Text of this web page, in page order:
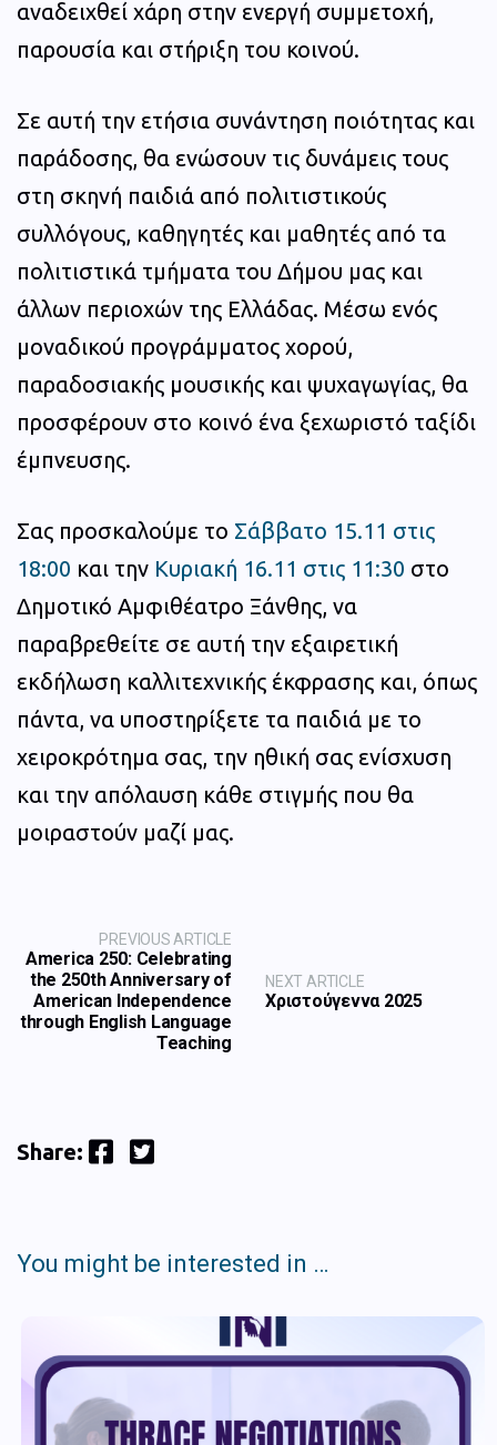
αναδειχθεί χάρη στην ενεργή συμμετοχή,
παρουσία και στήριξη του κοινού.
Σε αυτή την ετήσια συνάντηση ποιότητας και
παράδοσης, θα ενώσουν τις δυνάμεις τους
στη σκηνή παιδιά από πολιτιστικούς
συλλόγους, καθηγητές και μαθητές από τα
πολιτιστικά τμήματα του Δήμου μας και
άλλων περιοχών της Ελλάδας. Μέσω ενός
μοναδικού προγράμματος χορού,
παραδοσιακής μουσικής και ψυχαγωγίας, θα
προσφέρουν στο κοινό ένα ξεχωριστό ταξίδι
έμπνευσης.
Σας προσκαλούμε το Σάββατο 15.11 στις
18:00 και την Κυριακή 16.11 στις 11:30 στο
Δημοτικό Αμφιθέατρο Ξάνθης, να
παραβρεθείτε σε αυτή την εξαιρετική
εκδήλωση καλλιτεχνικής έκφρασης και, όπως
πάντα, να υποστηρίξετε τα παιδιά με το
χειροκρότημα σας, την ηθική σας ενίσχυση
και την απόλαυση κάθε στιγμής που θα
μοιραστούν μαζί μας.
PREVIOUS ARTICLE
America 250: Celebrating
the 250th Anniversary of
American Independence
through English Language
Teaching
NEXT ARTICLE
Χριστούγεννα 2025
Share: Facebook Twitter
You might be interested in …